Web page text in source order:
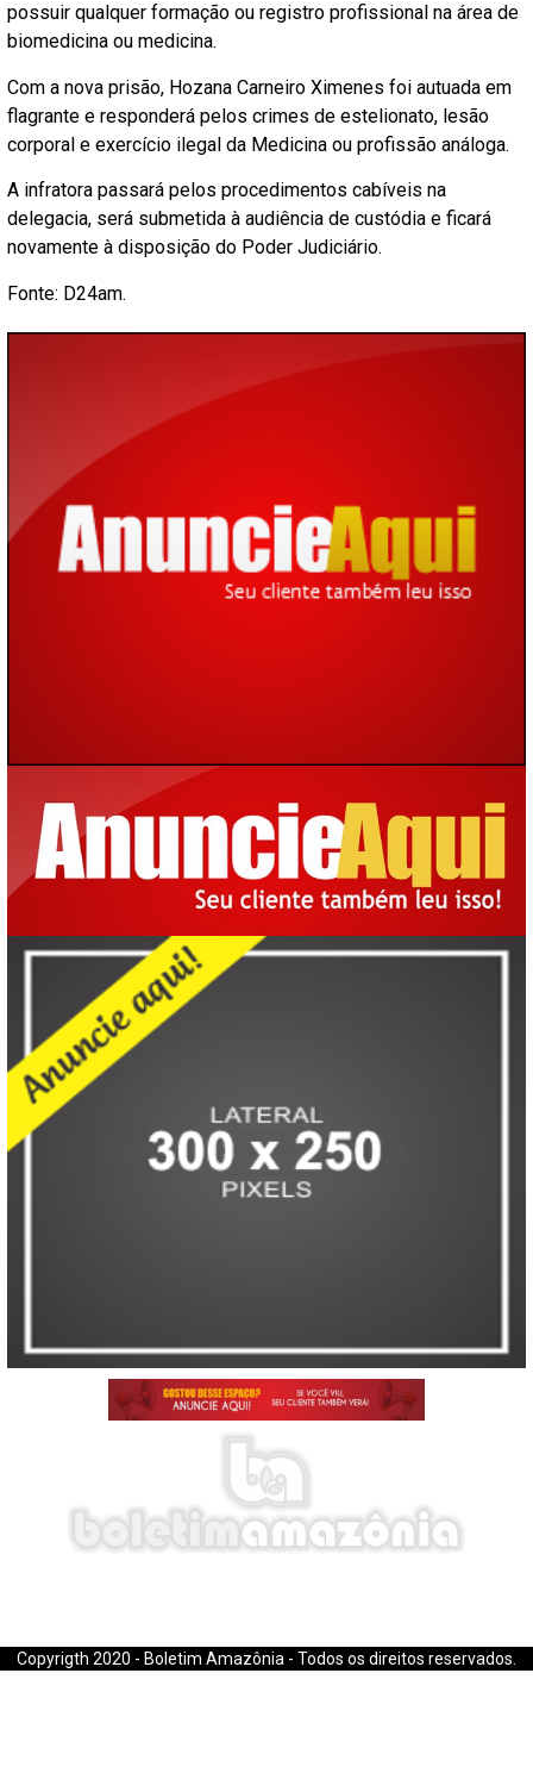
possuir qualquer formação ou registro profissional na área de
biomedicina ou medicina.
Com a nova prisão, Hozana Carneiro Ximenes foi autuada em
flagrante e responderá pelos crimes de estelionato, lesão
corporal e exercício ilegal da Medicina ou profissão análoga.
A infratora passará pelos procedimentos cabíveis na
delegacia, será submetida à audiência de custódia e ficará
novamente à disposição do Poder Judiciário.
Fonte: D24am.
Copyrigth 2020 - Boletim Amazônia - Todos os direitos reservados.